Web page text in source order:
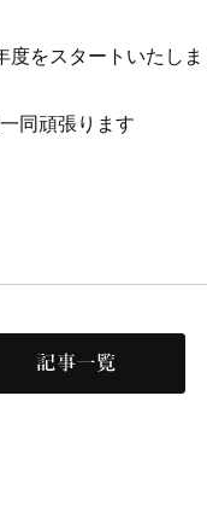
をスタートいたしま
同頑張ります